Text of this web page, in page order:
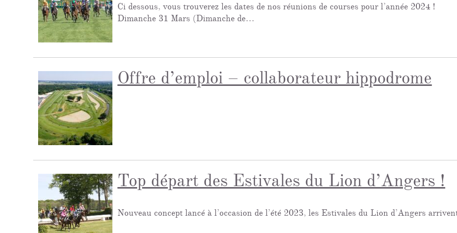
Ci dessous, vous trouverez les dates de nos réunions de courses pour l’année 2024 !
Dimanche 31 Mars (Dimanche de…
Offre d’emploi – collaborateur hippodrome
Top départ des Estivales du Lion d’Angers !
Nouveau concept lancé à l’occasion de l’été 2023, les Estivales du Lion d’Angers